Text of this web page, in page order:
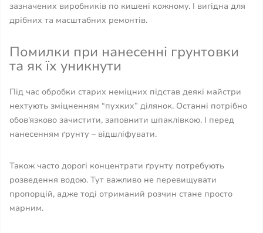
зазначених виробників по кишені кожному. І вигідна для
дрібних та масштабних ремонтів.
Помилки при нанесенні грунтовки
та як їх уникнути
Під час обробки старих неміцних підстав деякі майстри
нехтують зміцненням “пухких” ділянок. Останні потрібно
обов'язково зачистити, заповнити шпаклівкою. І перед
нанесенням ґрунту – відшліфувати.
Також часто дорогі концентрати ґрунту потребують
розведення водою. Тут важливо не перевищувати
пропорцій, адже тоді отриманий розчин стане просто
марним.